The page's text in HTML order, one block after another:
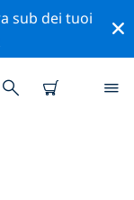
sub dei tuoi